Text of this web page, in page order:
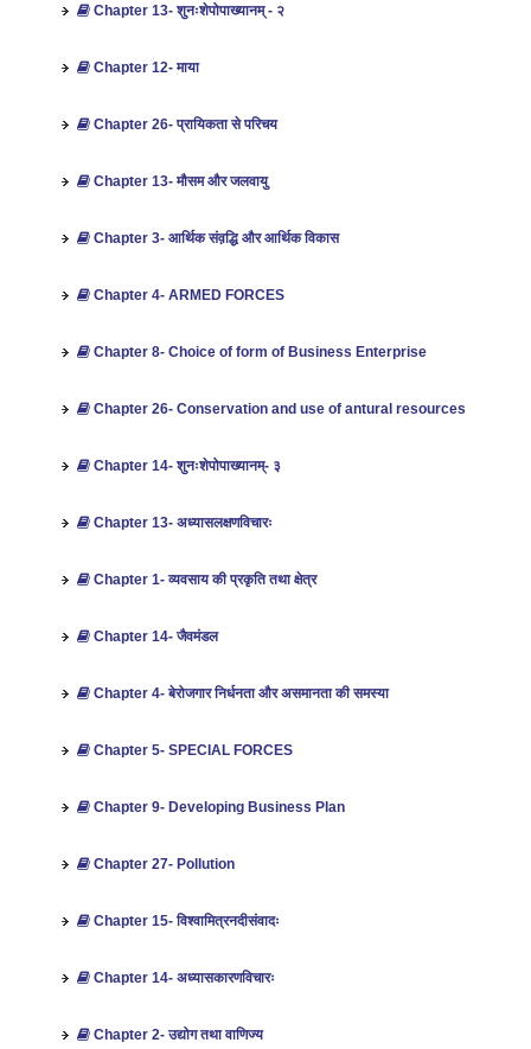
Chapter 13- शुनःशेपोपाख्यानम् - २
Chapter 12- माया
Chapter 26- प्रायिकता से परिचय
Chapter 13- मौसम और जलवायु
Chapter 3- आर्थिक संव़द्धि और आर्थिक विकास
Chapter 4- ARMED FORCES
Chapter 8- Choice of form of Business Enterprise
Chapter 26- Conservation and use of antural resources
Chapter 14- शुनःशेपोपाख्यानम्- ३
Chapter 13- अध्यासलक्षणविचारः
Chapter 1- व्यवसाय की प्रकृति तथा क्षेत्र
Chapter 14- जैवमंडल
Chapter 4- बेरोजगार निर्धनता और असमानता की समस्‍या
Chapter 5- SPECIAL FORCES
Chapter 9- Developing Business Plan
Chapter 27- Pollution
Chapter 15- विश्वामित्रनदीसंवादः
Chapter 14- अध्यासकारणविचारः
Chapter 2- उद्योग तथा वाणिज्य